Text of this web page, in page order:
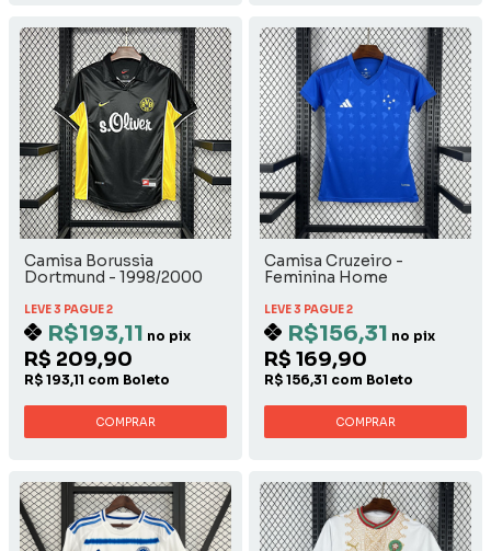
Camisa Borussia
Dortmund - 1998/2000
LEVE 3 PAGUE 2
R$193,11 no pix
R$ 209,90
R$ 193,11 com Boleto
COMPRAR
Camisa Cruzeiro -
Feminina Home
LEVE 3 PAGUE 2
R$156,31 no pix
R$ 169,90
R$ 156,31 com Boleto
COMPRAR